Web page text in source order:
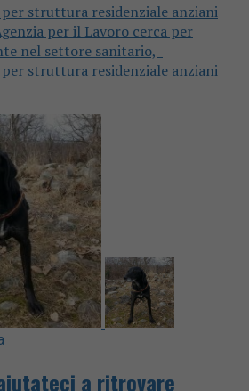
struttura residenziale anziani
per il Lavoro cerca per
nel settore sanitario,
struttura residenziale anziani
a ritrovare